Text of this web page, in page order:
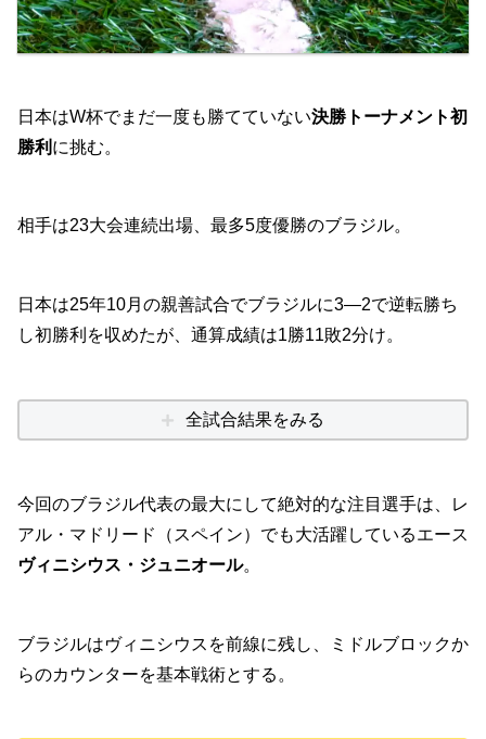
日本はW杯でまだ一度も勝てていない決勝トーナメント初
勝利 に挑む。
相手は23大会連続出場、最多5度優勝のブラジル。
日本は25年10月の親善試合でブラジルに3―2で逆転勝ち
し初勝利を収めたが、通算成績は1勝11敗2分け。
全試合結果をみる
今回のブラジル代表の最大にして絶対的な注目選手は、レ
アル・マドリード（スペイン）でも大活躍しているエース
ヴィニシウス・ジュニオール。
ブラジルはヴィニシウスを前線に残し、ミドルブロックか
らのカウンターを基本戦術とする。